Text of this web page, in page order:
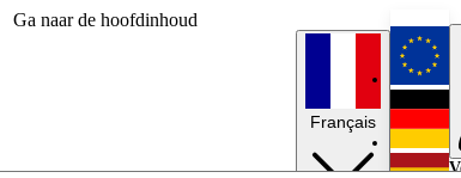
Ga naar de hoofdinhoud
Français